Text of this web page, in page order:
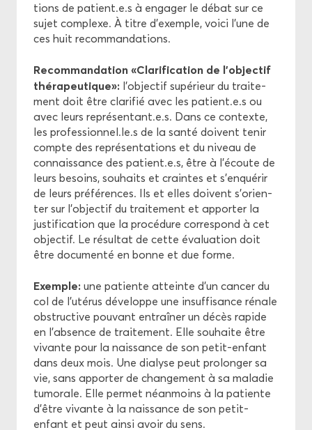
tions de pa­tient.e.s à en­ga­ger le débat sur ce
sujet com­plexe. À titre d’exemple, voici l’une de
ces huit re­com­man­da­tions.
Re­com­man­da­tion «Cla­ri­fi­ca­tion de l’ob­jec­tif
thé­ra­peu­tique»: l’ob­jec­tif su­pé­rieur du trai­te­
ment doit être cla­ri­fié avec les pa­tient.e.s ou
avec leurs re­pré­sen­tant.e.s. Dans ce contexte,
les pro­fes­sion­nel.le.s de la santé doivent tenir
compte des re­pré­sen­ta­tions et du ni­veau de
connais­sance des pa­tient.e.s, être à l’écoute de
leurs be­soins, sou­haits et craintes et s’en­qué­rir
de leurs pré­fé­rences. Ils et elles doivent s’orien­
ter sur l’ob­jec­tif du trai­te­ment et ap­por­ter la
jus­ti­fi­ca­tion que la pro­cé­dure cor­res­pond à cet
ob­jec­tif. Le ré­sul­tat de cette éva­lua­tion doit
être do­cu­men­té en bonne et due forme.
Exemple: une pa­tiente at­teinte d’un can­cer du
col de l’uté­rus dé­ve­loppe une in­suf­fi­sance ré­nale
obs­truc­tive pou­vant en­traî­ner un décès ra­pide
en l’ab­sence de trai­te­ment. Elle sou­haite être
vi­vante pour la nais­sance de son petit-​enfant
dans deux mois. Une dia­lyse peut pro­lon­ger sa
vie, sans ap­por­ter de chan­ge­ment à sa ma­la­die
tu­mo­rale. Elle per­met néan­moins à la pa­tiente
d’être vi­vante à la nais­sance de son petit-​
enfant et peut ainsi avoir du sens.